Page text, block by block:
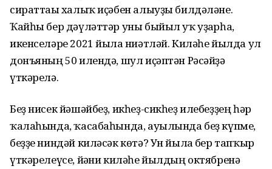
сираттағы халыҡ иҫәбен алыуҙы билдәләне.
Ҡайһы бер дәүләттәр уны быйыл уҡ уҙғарһа,
икенселәре 2021 йылға ниәтләй. Киләһе йылда ул
донъяның 50 илендә, шул иҫәптән Рәсәйҙә
үткәрелә.
Беҙ нисек йәшәйбеҙ, икһеҙ-сикһеҙ илебеҙҙең һәр
ҡалаһында, ҡасабаһында, ауылында беҙ күпме,
беҙҙе ниндәй киләсәк көтә? Ун йылға бер тапҡыр
үткәрелеүсе, йәғни киләһе йылдың октябренә